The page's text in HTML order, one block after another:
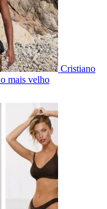
Cristiano
mais velho